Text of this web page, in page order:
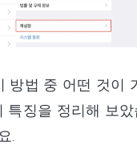
방법 중 어떤 것이
특징을 정리해 보
.